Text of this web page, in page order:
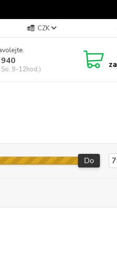
CZK
9-12hod.) za
Do